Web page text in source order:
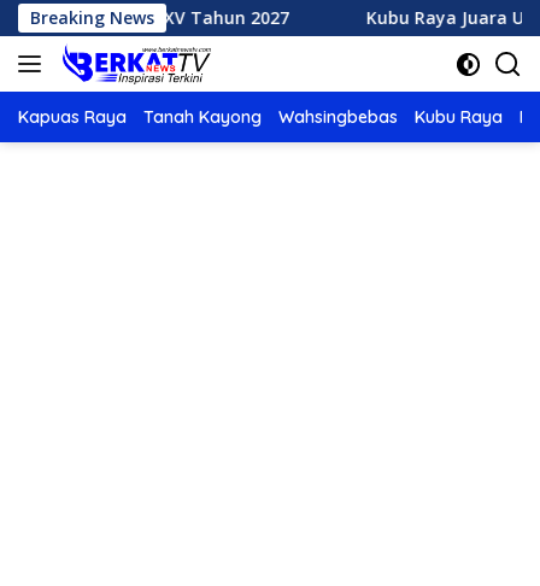
Langsung
ke
konten
Breaking News
XXXV Tahun 2027 Kubu Raya Juara Umum MTQ
Kapuas Raya Tanah Kayong Wahsingbebas Kubu Raya